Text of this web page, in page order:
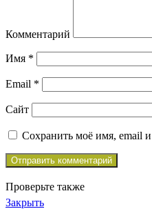
Комментарий
Имя *
Email *
Сайт
Сохранить моё имя, email
Проверьте также
Закрыть